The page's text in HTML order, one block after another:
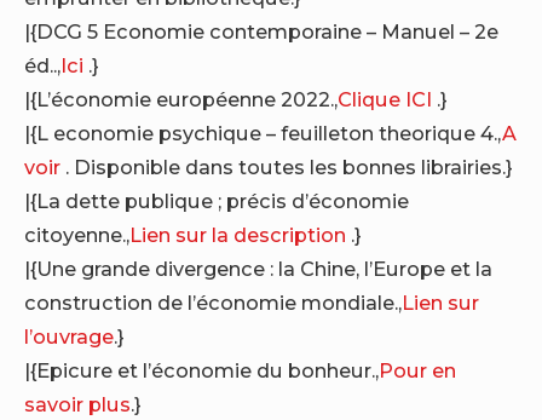
|{DCG 5 Economie contemporaine – Manuel – 2e
éd..,Ici .}
|{L’économie européenne 2022.,Clique ICI .}
|{L economie psychique – feuilleton theorique 4.,A
voir . Disponible dans toutes les bonnes librairies.}
|{La dette publique ; précis d’économie
citoyenne.,Lien sur la description .}
|{Une grande divergence : la Chine, l’Europe et la
construction de l’économie mondiale.,Lien sur
l’ouvrage.}
|{Epicure et l’économie du bonheur.,Pour en
savoir plus.}